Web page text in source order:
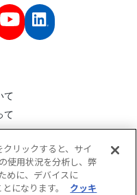
て
て
ウント運用ポリシー
針
クリックすると、サイ
使用状況を分析し、弊
めに、デバイスに
になります。
クッキ